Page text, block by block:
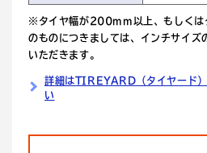
※タイヤ幅が200mm以上、もしく
のものにつきましては、インチサイ
いただきます。
詳細はTIREYARD（タイヤード
い